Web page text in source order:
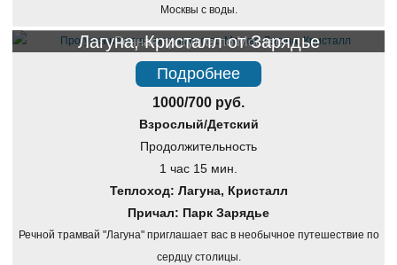
Москвы с воды.
Речная прогулка по Москве
Лагуна, Кристалл от Зарядье
Подробнее
1000/700 руб.
Взрослый/Детский
Продолжительность
1 час 15 мин.
Теплоход: Лагуна, Кристалл
Причал: Парк Зарядье
Речной трамвай "Лагуна" приглашает вас в необычное путешествие по
сердцу столицы.